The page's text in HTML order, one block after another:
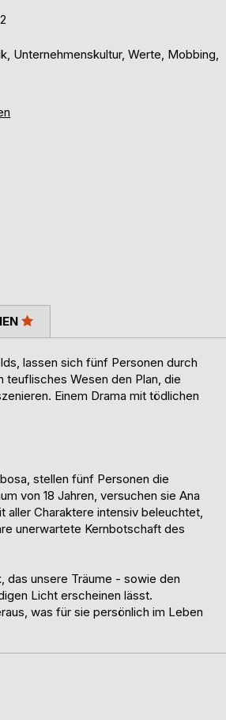
Unternehmenskultur, Werte, Mobbing,
lassen sich fünf Personen durch
teuflisches Wesen den Plan, die
Einem Drama mit tödlichen
stellen fünf Personen die
von 18 Jahren, versuchen sie Ana
aller Charaktere intensiv beleuchtet,
unerwartete Kernbotschaft des
das unsere Träume - sowie den
Licht erscheinen lässt.
was für sie persönlich im Leben